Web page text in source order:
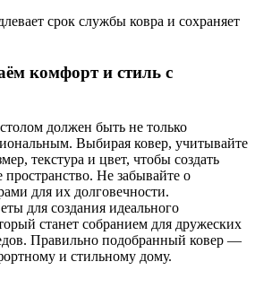
срок службы ковра и сохраняет
комфорт и стиль с
должен быть не только
Выбирая ковер, учитывайте
текстура и цвет, чтобы создать
Не забывайте о
для их долговечности.
для создания идеального
станет собранием для дружеских
Правильно подобранный ковер —
и стильному дому.